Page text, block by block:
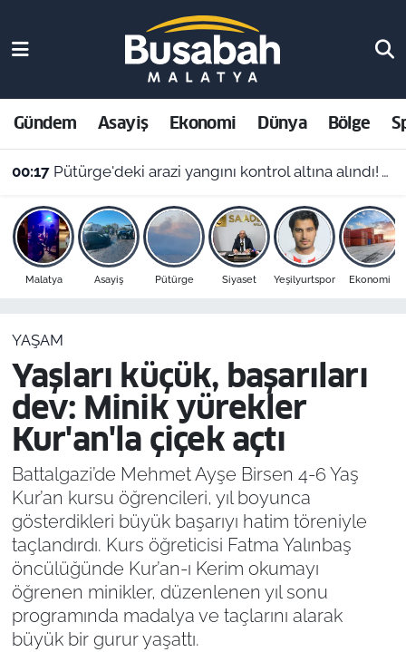
Gündem Asayiş Ekonomi Dünya Bölge
00:17 Pütürge'deki arazi yangını kontrol altına alındı! Vali Yavuz'dan çağrı
Malatya Asayiş Pütürge Siyaset Yeşilyurtspor Ekonomi
YAŞAM
Yaşları küçük, başarıları
dev: Minik yürekler
Kur'an'la çiçek açtı
Battalgazi’de Mehmet Ayşe Birsen 4-6 Yaş
Kur’an kursu öğrencileri, yıl boyunca
gösterdikleri büyük başarıyı hatim töreniyle
taçlandırdı. Kurs öğreticisi Fatma Yalınbaş
öncülüğünde Kur’an-ı Kerim okumayı
öğrenen minikler, düzenlenen yıl sonu
programında madalya ve taçlarını alarak
büyük bir gurur yaşattı.
Asayiş
Ekonomi
Dünya
Bölge
Resmi İlanlar
Malatya Nöbetçi Eczaneler
Malatya Hava Durumu
Malatya Namaz Vakitleri
Malatya Trafik Yoğunluk Haritası
Süper Lig Puan Durumu ve Fikstür
Son Dakika Haberleri
Haber Arşivi